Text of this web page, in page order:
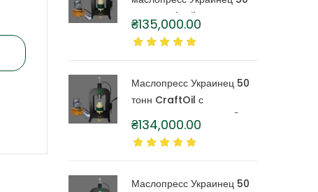
тонн CraftOil с
капролоновой бочкой 4
литра
₴135,000.00
Маслопресс Украинец 50
тонн CraftOil с
капролоновой бочкой 3
литра
₴134,000.00
Маслопресс Украинец 50